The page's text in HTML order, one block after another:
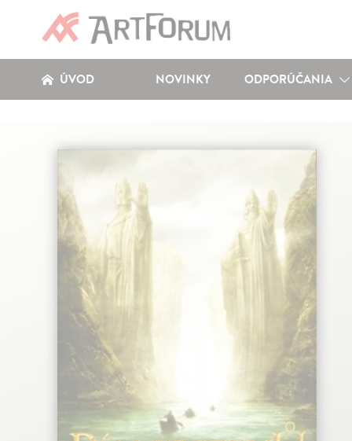
ÚVOD NOVINKY ODPORÚČANIA